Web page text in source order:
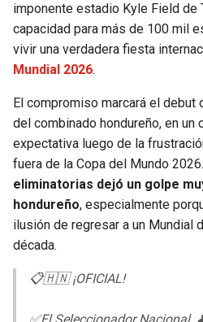
PANTHERS
SAINTS
BUCCANEERS
JAZZ
imponente estadio Kyle Field de
capacidad para más de 100 mil
vivir una verdadera fiesta
Mundial 2026.
El compromiso marcará el
del combinado hondureño, en un
expectativa luego de la
fuera de la Copa del Mundo 2026.
eliminatorias dejó un golpe
hondureño, especialmente
ilusión de regresar a un Mundial
década.
📋🇭🇳 ¡OFICIAL!